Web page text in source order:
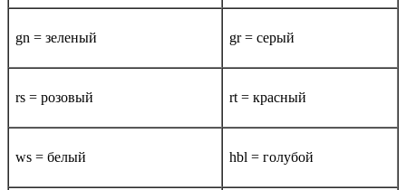
gn = зеленый gr = серый
rs = розовый rt = красный
ws = белый hbl = голубой